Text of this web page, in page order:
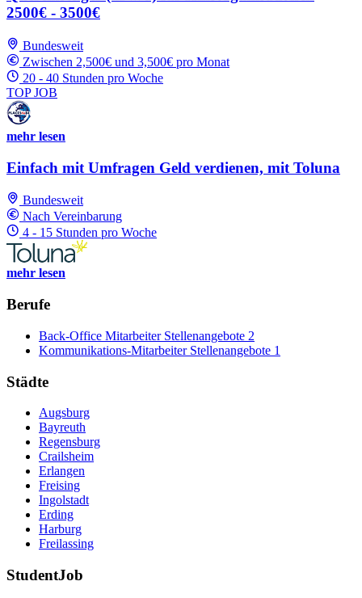
2500€ - 3500€
Bundesweit
Zwischen 2,500€ und 3,500€ pro Monat
20 - 40 Stunden pro Woche
TOP JOB
mehr lesen
Einfach mit Umfragen Geld verdienen, mit Toluna
Bundesweit
Nach Vereinbarung
4 - 15 Stunden pro Woche
mehr lesen
Berufe
Back-Office Mitarbeiter Stellenangebote 2
Kommunikations-Mitarbeiter Stellenangebote 1
Städte
Augsburg
Bayreuth
Regensburg
Crailsheim
Erlangen
Freising
Ingolstadt
Erding
Harburg
Freilassing
StudentJob